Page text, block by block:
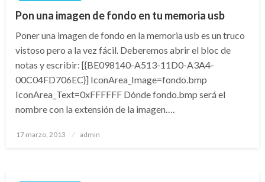
Pon una imagen de fondo en tu memoria usb
Poner una imagen de fondo en la memoria usb es un truco
vistoso pero a la vez fácil. Deberemos abrir el bloc de
notas y escribir: [{BE098140-A513-11D0-A3A4-
00C04FD706EC}] IconArea_Image=fondo.bmp
IconArea_Text=0xFFFFFF Dónde fondo.bmp será el
nombre con la extensión de la imagen….
Publicado
17 marzo, 2013 admin